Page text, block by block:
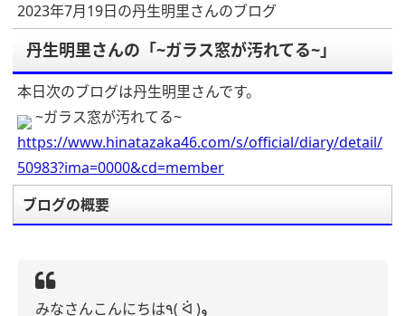
2023年7月19日の丹生明里さんのブログ
丹生明里さんの「~ガラス窓が汚れてる~」
本日次のブログは丹生明里さんです。
~ガラス窓が汚れてる~
https://www.hinatazaka46.com/s/official/diary/detail/
50983?ima=0000&cd=member
ブログの概要
みなさんこんにちは٩( ᐛ )و